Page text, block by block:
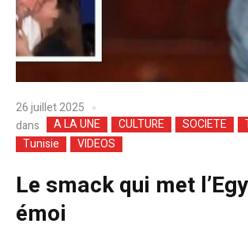
26 juillet 2025
dans
A LA UNE CULTURE SOCIETE
Tunisie
VIDEOS
Le smack qui met
émoi